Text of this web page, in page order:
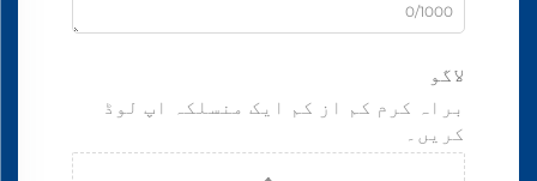
0/1000
لاگو
براہ کرم کم از کم ایک منسلکہ اپ لوڈ
کریں۔